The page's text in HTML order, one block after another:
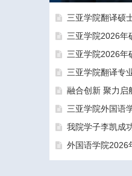
三亚学院翻译硕
三亚学院2026年硕士研
三亚学院2026年
三亚学院翻译专业硕士研
融合创新 聚力启航 ——三亚学
三亚学院外国语学院2026年硕士
我院学子李凯成
外国语学院2026年翻译专业硕士研究